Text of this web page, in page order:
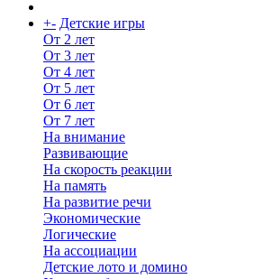
+- Детские игры
От 2 лет
От 3 лет
От 4 лет
От 5 лет
От 6 лет
От 7 лет
На внимание
Развивающие
На скорость реакции
На память
На развитие речи
Экономические
Логические
На ассоциации
Детские лото и домино